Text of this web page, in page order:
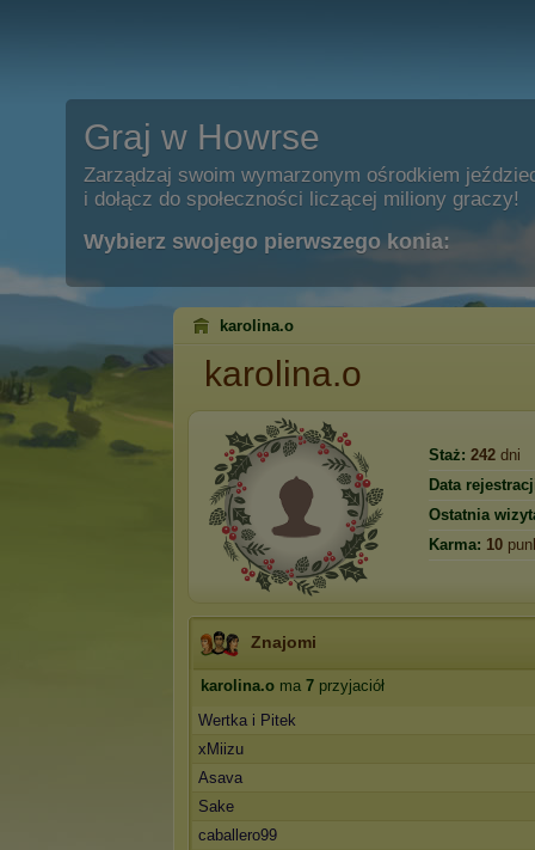
Graj w Howrse
Zarządzaj swoim wymarzonym ośrodkiem
i dołącz do społeczności liczącej miliony graczy!
Wybierz swojego pierwszego konia:
karolina.o
karolina.o
Staż: 242 dni
Data
Ostatnia
Karma: 10
Znajomi
karolina.o ma 7 przyjaciół
Wertka i Pitek
xMiizu
Asava
Sake
caballero99